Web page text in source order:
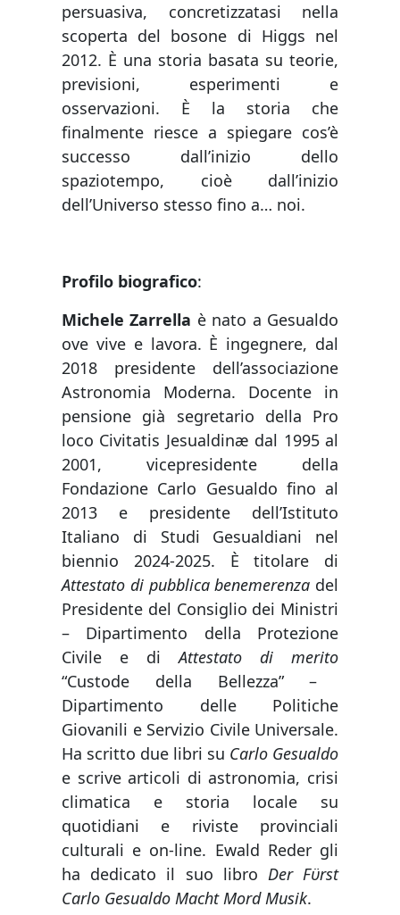
persuasiva, concretizzatasi nella
scoperta del bosone di Higgs nel
2012. È una storia basata su teorie,
previsioni, esperimenti e
osservazioni. È la storia che
finalmente riesce a spiegare cos’è
successo dall’inizio dello
spaziotempo, cioè dall’inizio
dell’Universo stesso fino a… noi.
Profilo biografico:
Michele Zarrella è nato a Gesualdo
ove vive e lavora. È ingegnere, dal
2018 presidente dell’associazione
Astronomia Moderna. Docente in
pensione già segretario della Pro
loco Civitatis Jesualdinæ dal 1995 al
2001, vicepresidente della
Fondazione Carlo Gesualdo fino al
2013 e presidente dell’Istituto
Italiano di Studi Gesualdiani nel
biennio 2024-2025. È titolare di
Attestato di pubblica benemerenza del
Presidente del Consiglio dei Ministri
– Dipartimento della Protezione
Civile e diAttestato di merito
“Custode della Bellezza” –
Dipartimento delle Politiche
Giovanili e Servizio Civile Universale.
Ha scritto due libri su Carlo Gesualdo
e scrive articoli di astronomia, crisi
climatica e storia locale su
quotidiani e riviste provinciali
culturali e on-line. Ewald Reder gli
ha dedicato il suo libro Der Fϋrst
Carlo Gesualdo Macht Mord Musik.